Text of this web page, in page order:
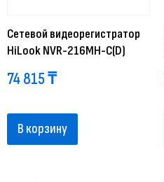
Сетевой видеорегистратор
HiLook NVR-216MH-C(D)
74 815₸
В корзину